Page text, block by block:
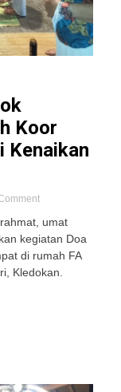
Koor
Kenaikan
on
St.
Stanislaus
Pondok
Selomartani:
Tuhan
umat
kegiatan Doa
di rumah FA
Kledokan.